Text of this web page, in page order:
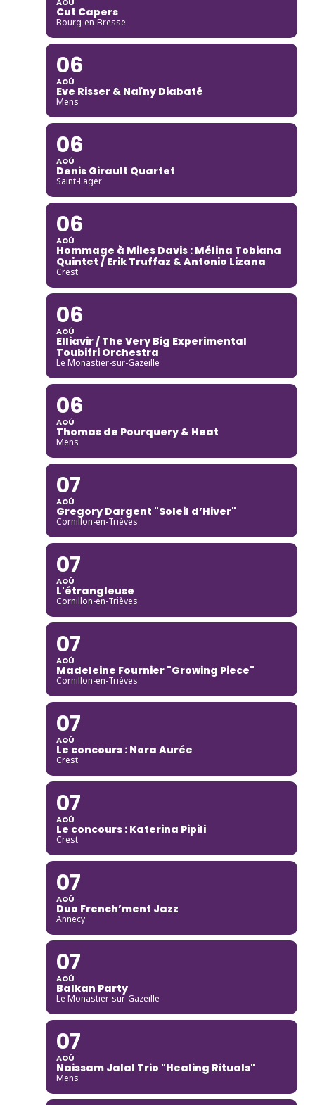
Cut Capers
Bourg-en-Bresse
06
AOÛ
Eve Risser & Naïny Diabaté
Mens
06
AOÛ
Denis Girault Quartet
Saint-Lager
06
AOÛ
Hommage à Miles Davis : Mélina Tobiana
Quintet / Erik Truffaz & Antonio Lizana
Crest
06
AOÛ
Elliavir / The Very Big Experimental
Toubifri Orchestra
Le Monastier-sur-Gazeille
06
AOÛ
Thomas de Pourquery & Heat
Mens
07
AOÛ
Gregory Dargent "Soleil d’Hiver"
Cornillon-en-Trièves
07
AOÛ
L'étrangleuse
Cornillon-en-Trièves
07
AOÛ
Madeleine Fournier "Growing Piece"
Cornillon-en-Trièves
07
AOÛ
Le concours : Nora Aurée
Crest
07
AOÛ
Le concours : Katerina Pipili
Crest
07
AOÛ
Duo French’ment Jazz
Annecy
07
AOÛ
Balkan Party
Le Monastier-sur-Gazeille
07
AOÛ
Naissam Jalal Trio "Healing Rituals"
Mens